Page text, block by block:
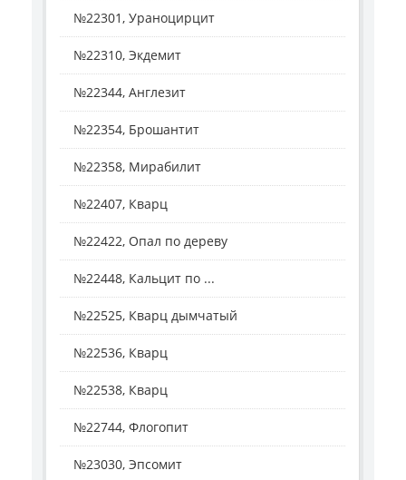
№22301, Ураноцирцит
№22310, Экдемит
№22344, Англезит
№22354, Брошантит
№22358, Мирабилит
№22407, Кварц
№22422, Опал по дереву
№22448, Кальцит по ...
№22525, Кварц дымчатый
№22536, Кварц
№22538, Кварц
№22744, Флогопит
№23030, Эпсомит